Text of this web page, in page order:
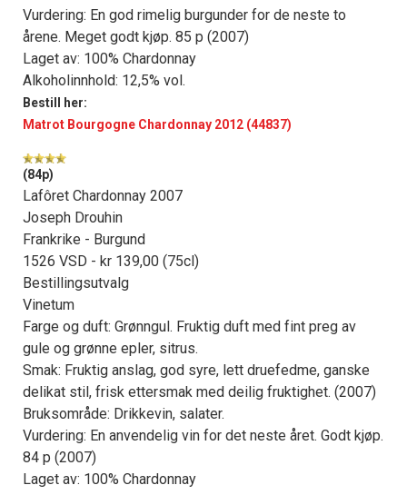
Vurdering: En god rimelig burgunder for de neste to
årene. Meget godt kjøp. 85 p (2007)
Laget av: 100% Chardonnay
Alkoholinnhold: 12,5% vol.
Bestill her:
Matrot Bourgogne Chardonnay 2012 (44837)
(84p)
Lafôret Chardonnay 2007
Joseph Drouhin
Frankrike - Burgund
1526 VSD - kr 139,00 (75cl)
Bestillingsutvalg
Vinetum
Farge og duft: Grønngul. Fruktig duft med fint preg av
gule og grønne epler, sitrus.
Smak: Fruktig anslag, god syre, lett druefedme, ganske
delikat stil, frisk ettersmak med deilig fruktighet. (2007)
Bruksområde: Drikkevin, salater.
Vurdering: En anvendelig vin for det neste året. Godt kjøp.
84 p (2007)
Laget av: 100% Chardonnay